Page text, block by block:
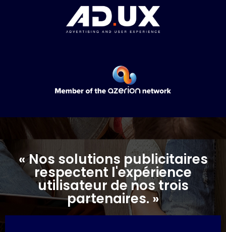
« Nos solutions publicitaires
respectent l'expérience
utilisateur de nos trois
partenaires. »